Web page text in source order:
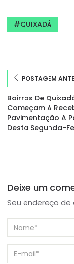
QUIXADÁ
POSTAGEM
Bairros De
Começam A
Pavimentação A
Desta Segunda-
Deixe um
Seu endereço de